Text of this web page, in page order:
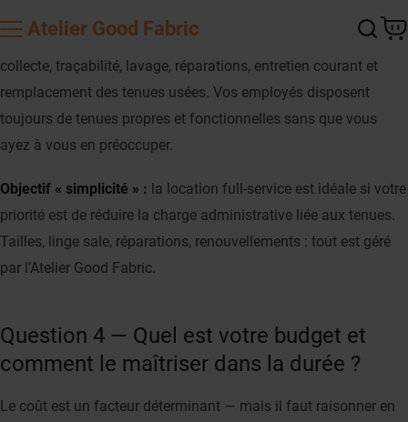
Atelier Good Fabric
Vous externalisez l’intégralité de la logistique. Le prestataire
assure un suivi complet de A à Z : sélection des vêtements,
collecte, traçabilité, lavage, réparations, entretien courant et
remplacement des tenues usées. Vos employés disposent
toujours de tenues propres et fonctionnelles sans que vous
ayez à vous en préoccuper.
Objectif « simplicité » : la location full-service est idéale si votre
priorité est de réduire la charge administrative liée aux tenues.
Tailles, linge sale, réparations, renouvellements : tout est géré
par l’Atelier Good Fabric.
Question 4 — Quel est votre budget et
comment le maîtriser dans la durée ?
Le coût est un facteur déterminant — mais il faut raisonner en